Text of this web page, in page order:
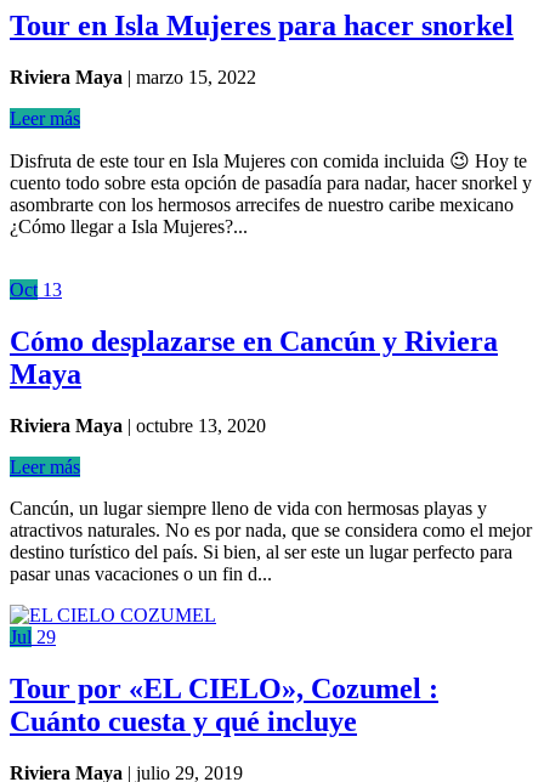
Tour en Isla Mujeres para hacer snorkel
Riviera Maya | marzo 15, 2022
Leer más
Disfruta de este tour en Isla Mujeres con comida incluida 😉 Hoy te
cuento todo sobre esta opción de pasadía para nadar, hacer snorkel y
asombrarte con los hermosos arrecifes de nuestro caribe mexicano
¿Cómo llegar a Isla Mujeres?...
Oct 13
Cómo desplazarse en Cancún y Riviera
Maya
Riviera Maya | octubre 13, 2020
Leer más
Cancún, un lugar siempre lleno de vida con hermosas playas y
atractivos naturales. No es por nada, que se considera como el mejor
destino turístico del país. Si bien, al ser este un lugar perfecto para
pasar unas vacaciones o un fin d...
Jul 29
Tour por «EL CIELO», Cozumel :
Cuánto cuesta y qué incluye
Riviera Maya | julio 29, 2019